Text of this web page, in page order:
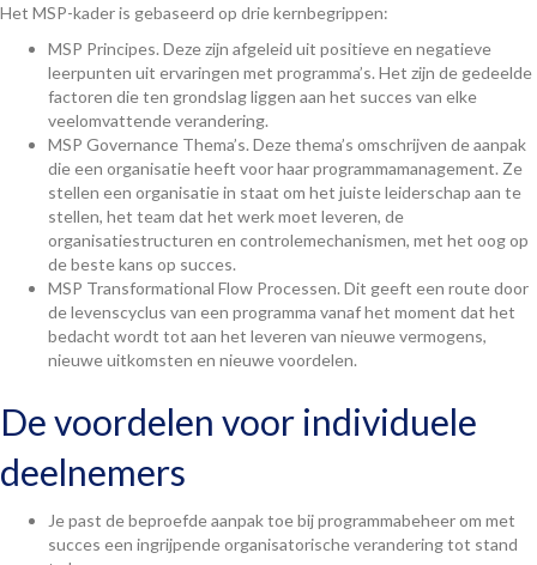
Het MSP-kader is gebaseerd op drie kernbegrippen:
MSP Principes. Deze zijn afgeleid uit positieve en negatieve
leerpunten uit ervaringen met programma’s. Het zijn de gedeelde
factoren die ten grondslag liggen aan het succes van elke
veelomvattende verandering.
MSP Governance Thema’s. Deze thema’s omschrijven de aanpak
die een organisatie heeft voor haar programmamanagement. Ze
stellen een organisatie in staat om het juiste leiderschap aan te
stellen, het team dat het werk moet leveren, de
organisatiestructuren en controlemechanismen, met het oog op
de beste kans op succes.
MSP Transformational Flow Processen. Dit geeft een route door
de levenscyclus van een programma vanaf het moment dat het
bedacht wordt tot aan het leveren van nieuwe vermogens,
nieuwe uitkomsten en nieuwe voordelen.
De voordelen voor individuele
deelnemers
Je past de beproefde aanpak toe bij programmabeheer om met
succes een ingrijpende organisatorische verandering tot stand